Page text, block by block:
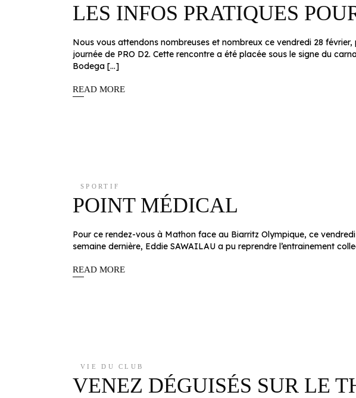
LES INFOS PRATIQUES
Nous vous attendons nombreuses et nombreux ce vendredi 28
journée de PRO D2. Cette rencontre a été placée sous le signe du
Bodega […]
READ MORE
SPORTIF
POINT MÉDICAL
Pour ce rendez-vous à Mathon face au Biarritz Olympique, ce
semaine dernière, Eddie SAWAILAU a pu reprendre l’entrainement
READ MORE
VIE DU CLUB
VENEZ DÉGUISÉS SUR LE